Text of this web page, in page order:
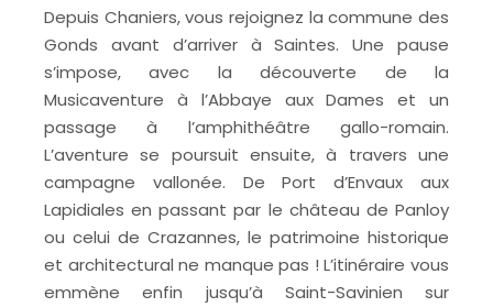
Depuis Chaniers, vous rejoignez la commune des
Gonds avant d’arriver à Saintes. Une pause
s’impose, avec la découverte de la
Musicaventure à l’Abbaye aux Dames et un
passage à l’amphithéâtre gallo-romain.
L’aventure se poursuit ensuite, à travers une
campagne vallonée. De Port d’Envaux aux
Lapidiales en passant par le château de Panloy
ou celui de Crazannes, le patrimoine historique
et architectural ne manque pas ! L’itinéraire vous
emmène enfin jusqu’à Saint-Savinien sur